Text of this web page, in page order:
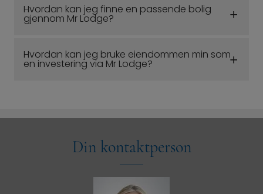
Hvordan kan jeg finne en passende bolig
gjennom Mr Lodge?
Hvordan kan jeg bruke eiendommen min som
en investering via Mr Lodge?
Din kontaktperson